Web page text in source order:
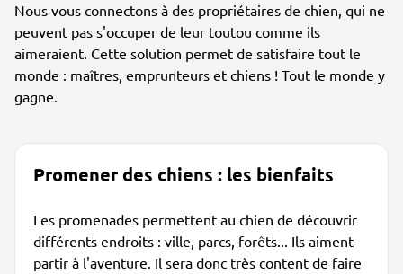
Nous vous connectons à des propriétaires de chien, qui ne
peuvent pas s'occuper de leur toutou comme ils
aimeraient. Cette solution permet de satisfaire tout le
monde : maîtres, emprunteurs et chiens ! Tout le monde y
gagne.
Promener des chiens : les bienfaits
Les promenades permettent au chien de découvrir
différents endroits : ville, parcs, forêts... Ils aiment
partir à l'aventure. Il sera donc très content de faire